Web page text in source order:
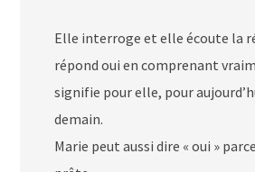
Elle interroge et elle écoute la
répond oui en comprenant
signifie pour elle, pour
demain.
Marie peut aussi dire « oui »